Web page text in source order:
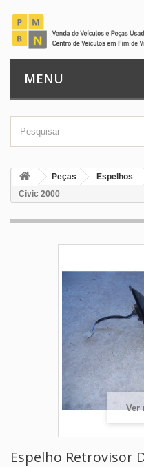
MENU
Peças Espelhos
Civic 2000
Ver
Espelho Retrovisor